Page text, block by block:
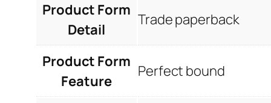
Product Form
Detail
Trade paperback
Product Form
Feature
Perfect bound